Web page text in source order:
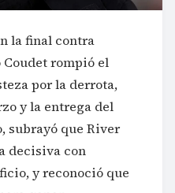
la final contra
Coudet rompió el
por la derrota,
y la entrega del
subrayó que River
decisiva con
y reconoció que